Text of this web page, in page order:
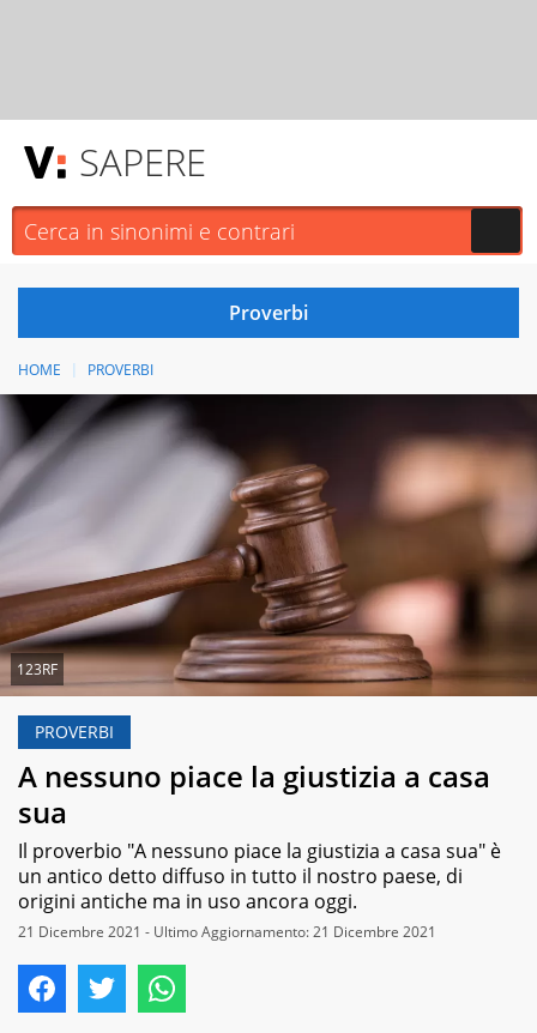
SAPERE
HOME PROVERBI
123RF
PROVERBI
A nessuno piace la giustizia a casa
sua
Il proverbio "A nessuno piace la giustizia a casa sua" è
un antico detto diffuso in tutto il nostro paese, di
origini antiche ma in uso ancora oggi.
21 Dicembre 2021 - Ultimo Aggiornamento: 21 Dicembre 2021